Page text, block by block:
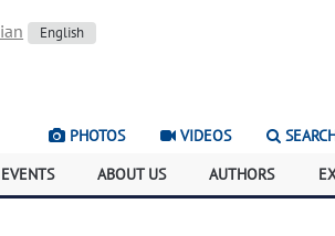
English
PHOTOS VIDEOS
EVENTS ABOUT US AUTHORS